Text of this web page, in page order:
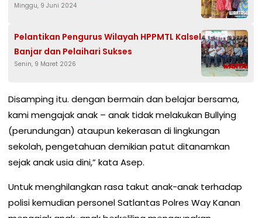
Minggu, 9 Juni 2024
Pelantikan Pengurus Wilayah HPPMTL Kalsel
Banjar dan Pelaihari Sukses
Senin, 9 Maret 2026
Disamping itu. dengan bermain dan belajar bersama,
kami mengajak anak – anak tidak melakukan Bullying
(perundungan) ataupun kekerasan di lingkungan
sekolah, pengetahuan demikian patut ditanamkan
sejak anak usia dini,” kata Asep.
Untuk menghilangkan rasa takut anak-anak terhadap
polisi kemudian personel Satlantas Polres Way Kanan